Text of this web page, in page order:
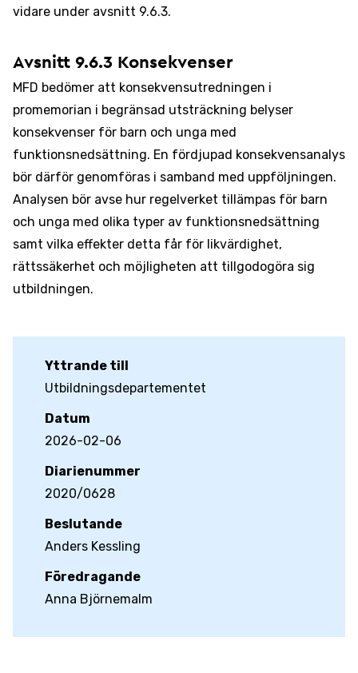
vidare under avsnitt 9.6.3.
Avsnitt 9.6.3 Konsekvenser
MFD bedömer att konsekvensutredningen i
promemorian i begränsad utsträckning belyser
konsekvenser för barn och unga med
funktionsnedsättning. En fördjupad konsekvensanalys
bör därför genomföras i samband med uppföljningen.
Analysen bör avse hur regelverket tillämpas för barn
och unga med olika typer av funktionsnedsättning
samt vilka effekter detta får för likvärdighet,
rättssäkerhet och möjligheten att tillgodogöra sig
utbildningen.
Yttrande till
Utbildningsdepartementet
Datum
2026-02-06
Diarienummer
2020/0628
Beslutande
Anders Kessling
Föredragande
Anna Björnemalm